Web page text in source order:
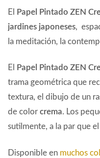
precio
original
era:
125,04€.
El Papel Pintado ZEN
jardines japoneses,
la meditación, la
El Papel Pintado ZEN
trama geométrica que
textura, el dibujo de un
de color crema. Los
sutilmente, a la par que
Disponible en muchos